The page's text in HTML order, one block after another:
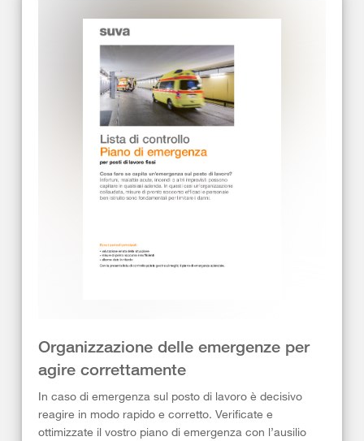
Organizzazione delle emergenze per
agire correttamente
In caso di emergenza sul posto di lavoro è decisivo
reagire in modo rapido e corretto. Verificate e
ottimizzate il vostro piano di emergenza con l’ausilio